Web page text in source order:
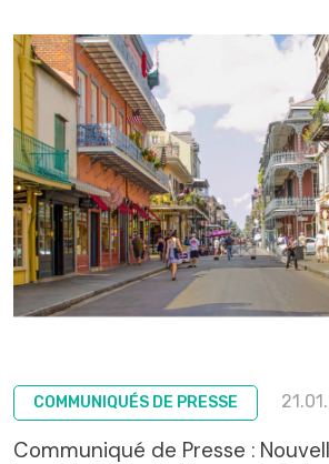
COMMUNIQUÉS DE PRESSE
Communiqué de Presse :